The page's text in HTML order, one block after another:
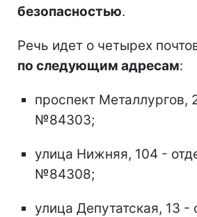
безопасностью.
Речь идет о четырех
по следующим адресам:
проспект Металлургов,
№84303;
улица Нижняя, 104 -
№84308;
улица Депутатская, 13 -